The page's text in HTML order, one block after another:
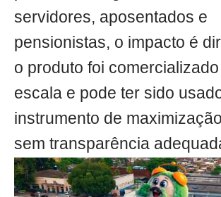
servidores, aposentados e
pensionistas, o impacto é
o produto foi
escala e pode ter sido
instrumento de
sem transparência